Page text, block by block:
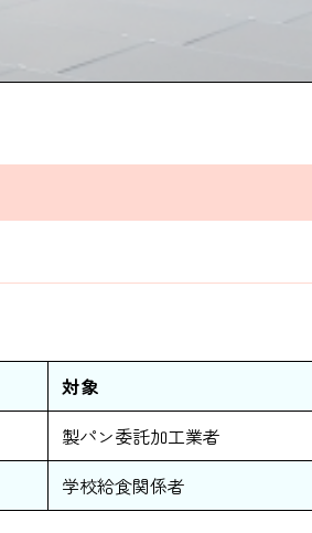
対象
製パン委託加工業者
学校給食関係者